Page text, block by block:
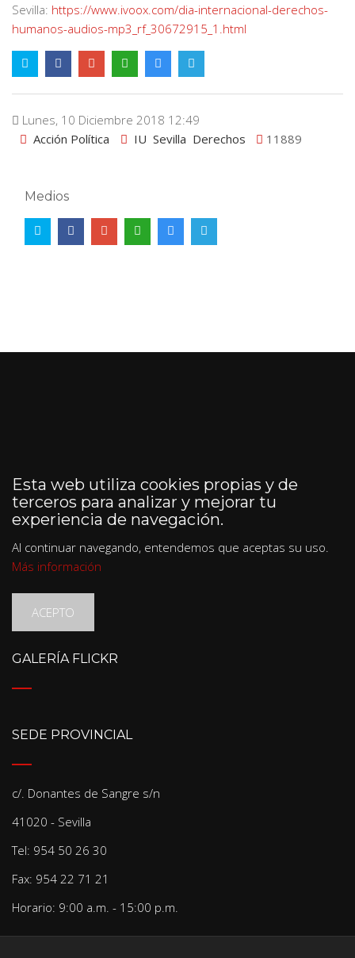
Sevilla: https://www.ivoox.com/dia-internacional-derechos-
humanos-audios-mp3_rf_30672915_1.html
Lunes, 10 Diciembre 2018 12:49
Acción Política
IU Sevilla Derechos 11889
Medios
Esta web utiliza cookies propias y de
terceros para analizar y mejorar tu
experiencia de navegación.
Al continuar navegando, entendemos que aceptas su uso.
Más información
ACEPTO
GALERÍA FLICKR
SEDE PROVINCIAL
c/. Donantes de Sangre s/n
41020 - Sevilla
Tel: 954 50 26 30
Fax: 954 22 71 21
Horario: 9:00 a.m. - 15:00 p.m.